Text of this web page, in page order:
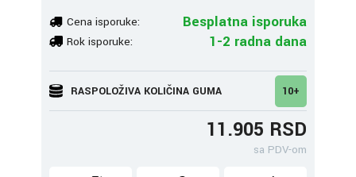
Cena isporuke: Besplatna isporuka
Rok isporuke: 1-2 radna dana
RASPOLOŽIVA KOLIČINA GUMA 10+
11.905 RSD
sa PDV-om